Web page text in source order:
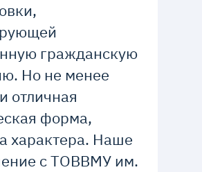
гражданскую
Но не менее
отличная
форма,
характера. Наше
с ТОВВМУ им.